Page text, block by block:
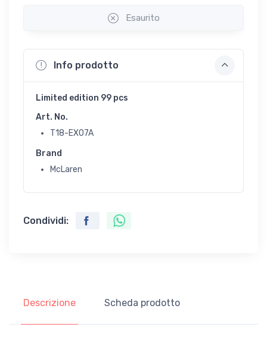
Esaurito
Info prodotto
Limited edition 99 pcs
Art. No.
T18-EX07A
Brand
McLaren
Condividi:
Descrizione Scheda prodotto